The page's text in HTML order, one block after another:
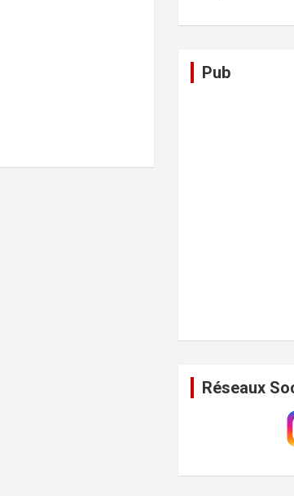
Pub
Réseaux